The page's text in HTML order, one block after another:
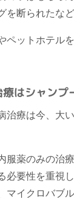
を断られたな
ペットホテル
はシャンプ
治療は今、大
服薬のみの治
必要性を重視
マイクロバブ